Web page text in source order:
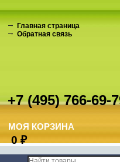
Главная страница
Обратная связь
+7 (495) 766-69-
МОЯ КОРЗИНА
0 ₽